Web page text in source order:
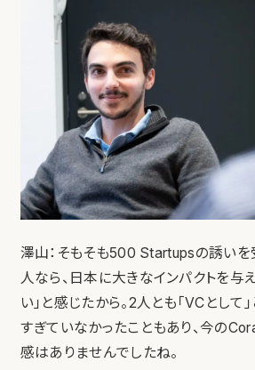
澤山：そもそも500 Startupsの誘いを
人なら、日本に大きなインパクトを与
い」と感じたから。2人とも「VCとして
すぎていなかったこともあり、今の
感はありませんでしたね。